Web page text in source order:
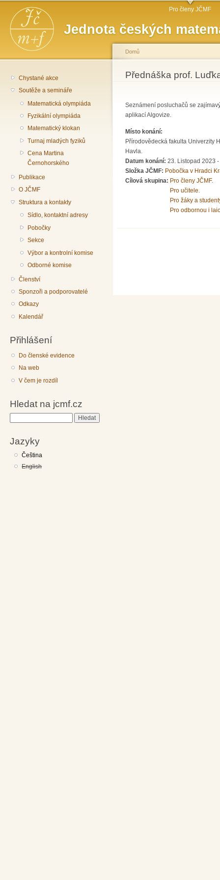
Jednota českých
Hlavní menu Pro členy JČMF
Chystané akce
Soutěže a semináře
Matematická olympiáda
Fyzikální olympiáda
Matematický klokan
Turnaj mladých fyziků
Cena Martina
Černohorského
Publikace
O JČMF
Struktura a kontakty
Sídlo, kontaktní adresy
Pobočky
Sekce
Výbor a kontrolní komise
Odborné komise
Členství
Sponzoři a podporovatelé
Odkazy
Kalendář
Přihlášení
Do členské evidence
Na web
V čem je rozdíl
Hledat na jcmf.cz
Jazyky
Čeština
English
Jste zde
Domů
Přednáška prof.
Seznámení posluchačů se
aplikací Algovize.
Místo konání:
Přírodovědecká fakulta Univerzity
Havla.
Datum konání: 23. Listopad 2023
Složka JČMF: Pobočka v Hradci
Cílová skupina: Pro členy JČMF.
Pro učitele.
Pro žáky a
Pro odbornou i